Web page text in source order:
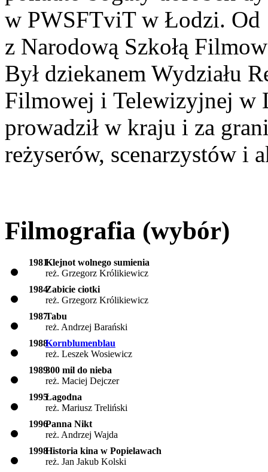
w PWSFTviT w Łodzi. Od
z Narodową Szkołą
Był dziekanem Wydziału
Filmowej i Telewizyjnej w
prowadził w kraju i za
reżyserów, scenarzystów i
Filmografia (wybór)
1981Klejnot wolnego sumienia
reż. Grzegorz Królikiewicz
1984Zabicie ciotki
reż. Grzegorz Królikiewicz
1987Tabu
reż. Andrzej Barański
1988Kornblumenblau
reż. Leszek Wosiewicz
1989300 mil do nieba
reż. Maciej Dejczer
1995Łagodna
reż. Mariusz Treliński
1996Panna Nikt
reż. Andrzej Wajda
1998Historia kina w Popielawach
reż. Jan Jakub Kolski